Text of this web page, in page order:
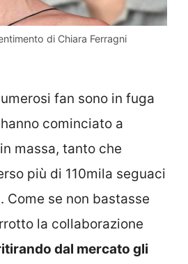
di Chiara Ferragni
fan sono in fuga
cominciato a
massa, tanto che
più di 110mila seguaci
Come se non bastasse
la collaborazione
dal mercato gli